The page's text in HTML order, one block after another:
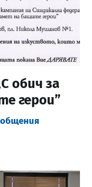
обич за
герои”